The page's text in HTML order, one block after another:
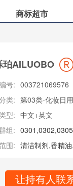
商标超市
珀AILUOBO
号: 003721069576
类: 第03类-化妆日用
型: 中文+英文
组: 0301 ,0302,0305
围: 清洁制剂,香精油,
让持有人联